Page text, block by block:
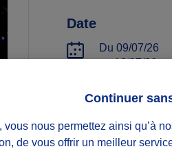
Date
Du 09/07/26
au 13/07/26
nous permettez ainsi qu’à
de vous offrir un meilleur
Continuer